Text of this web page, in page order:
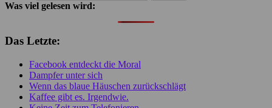
Was viel gelesen wird:
Das Letzte:
Facebook entdeckt die Moral
Dampfer unter sich
Wenn das blaue Häuschen zurückschlägt
Kaffee gibt es. Irgendwie.